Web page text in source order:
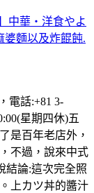
中華・洋食やよ
婆麵以及炸餛飩.
電話:+81 3-
星期四休)五
是百年老店外，
不過，說來中式
結論:這次完全照
上カツ丼的醬汁